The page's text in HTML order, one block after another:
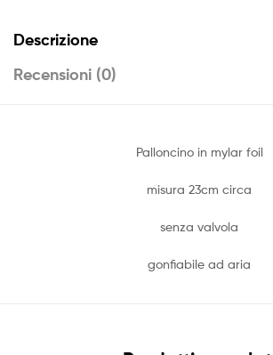
Descrizione
Recensioni (0)
Palloncino in mylar foil
misura 23cm circa
senza valvola
gonfiabile ad aria